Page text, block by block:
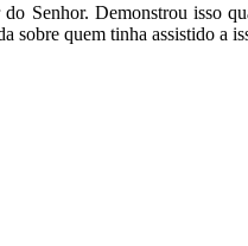
Senhor. Demonstrou isso
quem tinha assistido a